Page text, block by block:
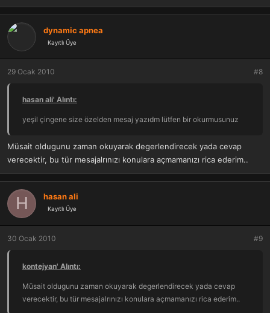
dynamic apnea
Kayıtlı Üye
29 Ocak 2010 #8
hasan ali' Alıntı:
yeşil çingene size özelden mesaj yazıdm lütfen bir okurmusunuz
Müsait oldugunu zaman okuyarak degerlendirecek yada cevap
verecektir, bu tür mesajalrınızı konulara açmamanızı rica ederim..
H hasan ali
Kayıtlı Üye
30 Ocak 2010 #9
kontejyan' Alıntı:
Müsait oldugunu zaman okuyarak degerlendirecek yada cevap
verecektir, bu tür mesajalrınızı konulara açmamanızı rica ederim..